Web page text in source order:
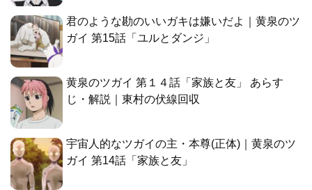
君のような勘のいいガキは嫌いだよ｜黄泉のツ
ガイ 第15話「ユルとダンジ」
黄泉のツガイ 第１４話「家族と友」 あらす
じ・解説｜東村の伏線回収
宇宙人的なツガイの主・本尊(正体)｜黄泉のツ
ガイ 第14話「家族と友」